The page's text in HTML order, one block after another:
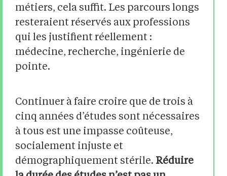
métiers, cela suffit. Les parcours longs
resteraient réservés aux professions
qui les justifient réellement :
médecine, recherche, ingénierie de
pointe.
Continuer à faire croire que de trois à
cinq années d’études sont nécessaires
à tous est une impasse coûteuse,
socialement injuste et
démographiquement stérile. Réduire